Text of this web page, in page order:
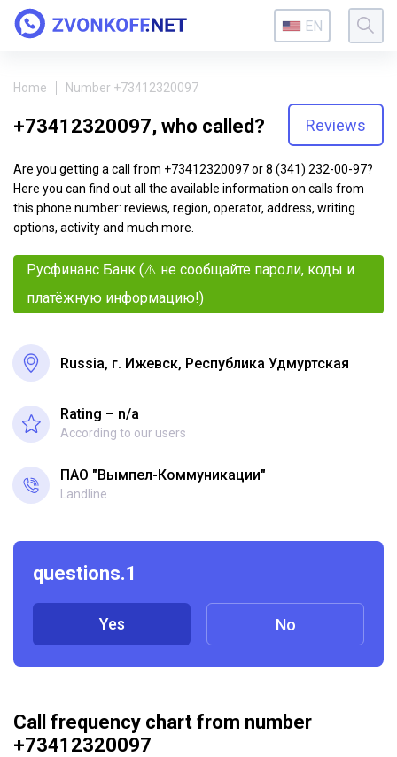
EN
Home Number +73412320097
+73412320097, who called? Reviews
Are you getting a call from +73412320097 or 8 (341) 232-00-97?
Here you can find out all the available information on calls from
this phone number: reviews, region, operator, address, writing
options, activity and much more.
Русфинанс Банк (⚠️ не сообщайте пароли, коды и
платёжную информацию!)
Russia, г. Ижевск, Республика Удмуртская
Rating – n/a
According to our users
ПАО "Вымпел-Коммуникации"
Landline
questions.1
Yes No
Call frequency chart from number
+73412320097